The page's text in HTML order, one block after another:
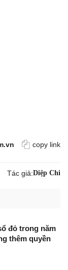
copy link
Tác giả:Diệp Chi
đỏ trong năm
thêm quyền